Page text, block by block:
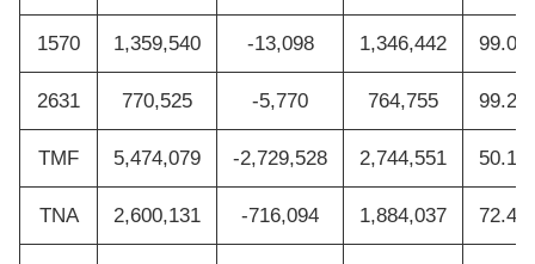
1570 1,359,540 -13,098 1,346,442
2631 770,525 -5,770 764,755
TMF 5,474,079 -2,729,528 2,744,551
TNA 2,600,131 -716,094 1,884,037